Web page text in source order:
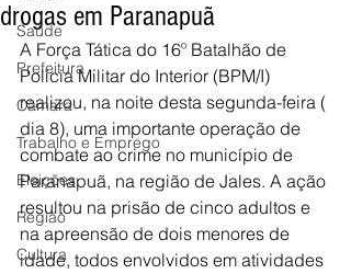
Saúde
Prefeitura
Câmara
Trabalho e Emprego
Eleições
Região
Cultura
drogas em Paranapuã
A Força Tática do 16º Batalhão de
Polícia Militar do Interior (BPM/I)
realizou, na noite desta segunda-feira (
dia 8), uma importante operação de
combate ao crime no município de
Paranapuã, na região de Jales. A ação
resultou na prisão de cinco adultos e
na apreensão de dois menores de
idade, todos envolvidos em atividades